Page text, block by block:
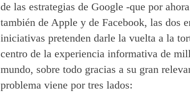
de las estrategias de Google -que por
también de Apple y de Facebook, las dos
iniciativas pretenden darle la vuelta a la
centro de la experiencia informativa de
mundo, sobre todo gracias a su gran
problema viene por tres lados: